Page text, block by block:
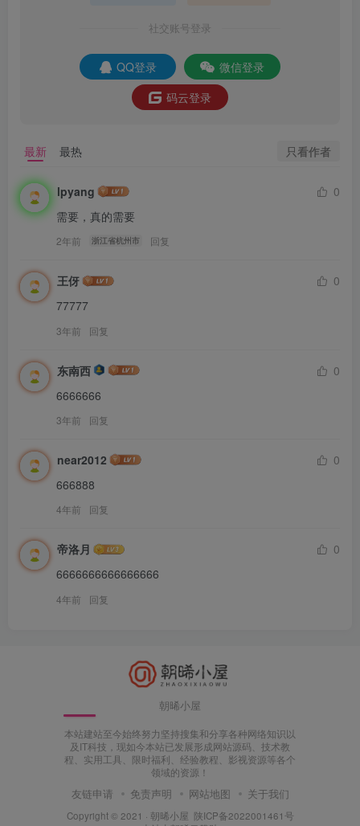
社交账号登录
QQ登录
微信登录
码云登录
最新 最热 只看作者
lpyang
0
需要，真的需要
2年前 浙江省杭州市 回复
王伢
0
77777
3年前 回复
东南西
0
6666666
3年前 回复
near2012
0
666888
4年前 回复
帝洛月
0
6666666666666666
4年前 回复
朝晞小屋
本站建站至今始终努力坚持搜集和分享各种网络知识以
及IT科技，现如今本站已发展形成网站源码、技术教
程、实用工具、限时福利、经验教程、影视资源等各个
领域的资源！
友链申请 免责声明 网站地图 关于我们
Copyright © 2021 · 朝晞小屋 陕ICP备2022001461号